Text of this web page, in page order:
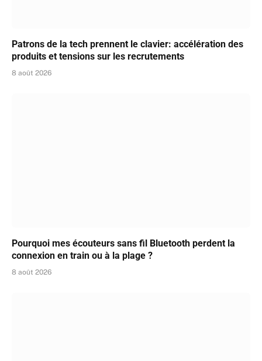
Patrons de la tech prennent le clavier: accélération des
produits et tensions sur les recrutements
8 août 2026
Pourquoi mes écouteurs sans fil Bluetooth perdent la
connexion en train ou à la plage ?
8 août 2026